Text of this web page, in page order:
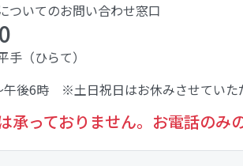
ついてのお問い合わせ窓口
（ひらて）
午後6時 ※土日祝日はお休みさせていた
承っておりません。お電話のみ